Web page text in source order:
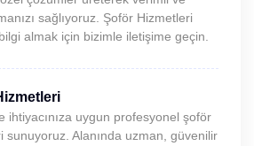
sağlıyoruz. Şoför Hizmetleri
almak için bizimle iletişime geçin.
ihtiyacınıza uygun profesyonel şoför
sunuyoruz. Alanında uzman, güvenilir